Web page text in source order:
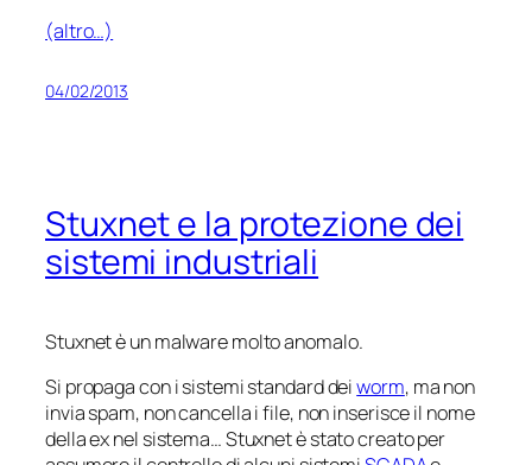
(altro…)
04/02/2013
Stuxnet e la protezione dei
sistemi industriali
Stuxnet è un malware molto anomalo.
Si propaga con i sistemi standard deiworm, ma non
invia spam, non cancella i file, non inserisce il nome
della ex nel sistema… Stuxnet è stato creato per